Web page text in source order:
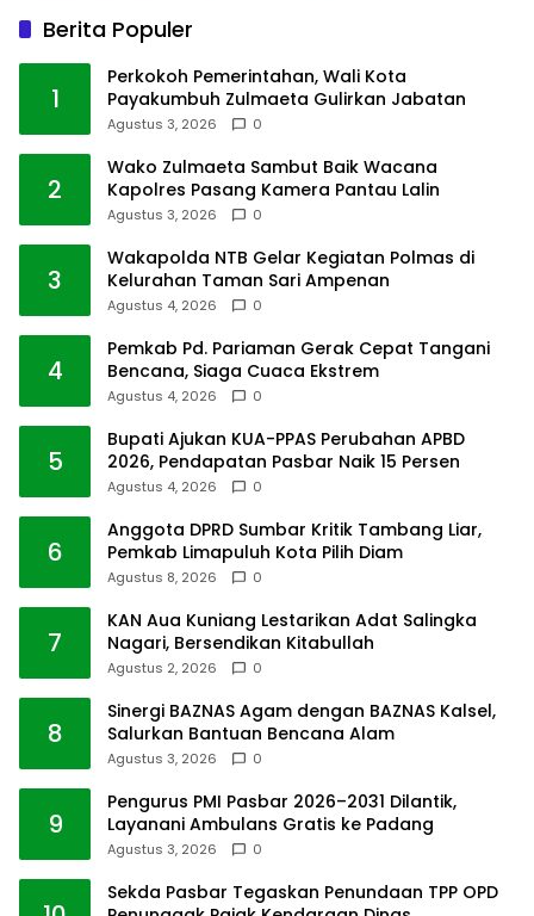
Berita Populer
1
Perkokoh Pemerintahan, Wali Kota
Payakumbuh Zulmaeta Gulirkan Jabatan
Agustus 3, 2026 0
2
Wako Zulmaeta Sambut Baik Wacana
Kapolres Pasang Kamera Pantau Lalin
Agustus 3, 2026 0
3
Wakapolda NTB Gelar Kegiatan Polmas di
Kelurahan Taman Sari Ampenan
Agustus 4, 2026 0
4
Pemkab Pd. Pariaman Gerak Cepat Tangani
Bencana, Siaga Cuaca Ekstrem
Agustus 4, 2026 0
5
Bupati Ajukan KUA-PPAS Perubahan APBD
2026, Pendapatan Pasbar Naik 15 Persen
Agustus 4, 2026 0
6
Anggota DPRD Sumbar Kritik Tambang Liar,
Pemkab Limapuluh Kota Pilih Diam
Agustus 8, 2026 0
7
KAN Aua Kuniang Lestarikan Adat Salingka
Nagari, Bersendikan Kitabullah
Agustus 2, 2026 0
8
Sinergi BAZNAS Agam dengan BAZNAS Kalsel,
Salurkan Bantuan Bencana Alam
Agustus 3, 2026 0
9
Pengurus PMI Pasbar 2026–2031 Dilantik,
Layanani Ambulans Gratis ke Padang
Agustus 3, 2026 0
Sekda Pasbar Tegaskan Penundaan TPP OPD